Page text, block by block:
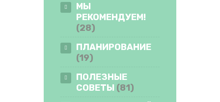
МЫ
РЕКОМЕНДУЕМ!
(28)
ПЛАНИРОВАНИЕ
(19)
ПОЛЕЗНЫЕ
СОВЕТЫ (81)